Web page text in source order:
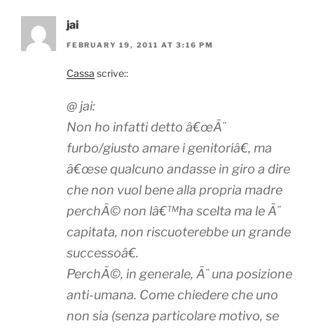
jai
FEBRUARY 19, 2011 AT 3:16 PM
Cassa scrive::
@ jai:
Non ho infatti detto â€œÃ¨
furbo/giusto amare i genitoriâ€, ma
â€œse qualcuno andasse in giro a dire
che non vuol bene alla propria madre
perchÃ© non lâ€™ha scelta ma le Ã¨
capitata, non riscuoterebbe un grande
successoâ€.
PerchÃ©, in generale, Ã¨ una posizione
anti-umana. Come chiedere che uno
non sia (senza particolare motivo, se